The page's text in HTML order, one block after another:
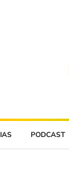
PODCAST